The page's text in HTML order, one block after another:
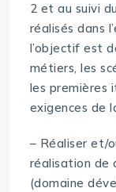
2 et au suivi
réalisés dans
l’objectif est
métiers, les
les premières
exigences de
– Réaliser et/
réalisation de
(domaine